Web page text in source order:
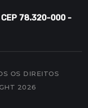
78.320-000 -
OS DIREITOS
2026